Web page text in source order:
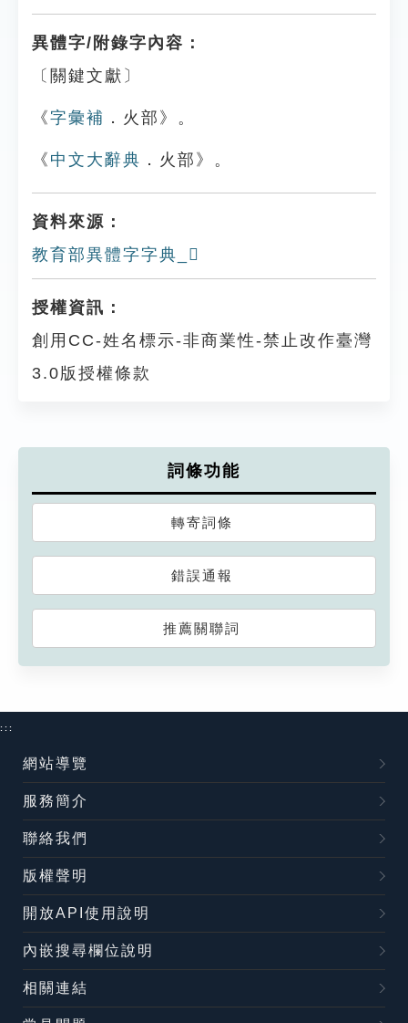
異體字/附錄字內容：
〔關鍵文獻〕
《字彙補 ．火部》。
《 中文大辭典 ．火部》。
資料來源：
教育部異體字字典_𤒆
授權資訊：
創用CC-姓名標示-非商業性-禁止改作臺灣
3.0版授權條款
詞條功能
轉寄詞條
錯誤通報
推薦關聯詞
:::
網站導覽
服務簡介
聯絡我們
版權聲明
開放API使用說明
內嵌搜尋欄位說明
相關連結